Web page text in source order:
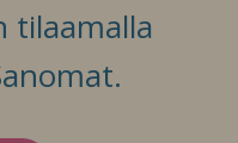
tilaamalla